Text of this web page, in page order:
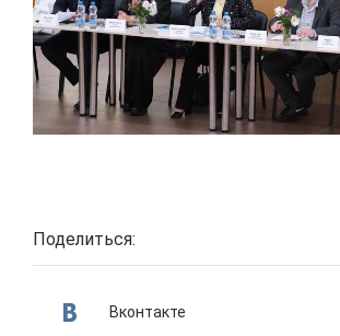
Поделиться:
Вконтакте